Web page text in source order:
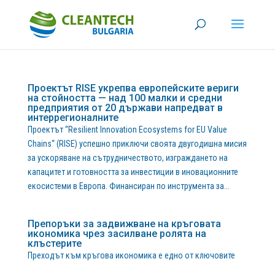
Проектът RISE укрепва европейските вериги
на стойността — над 100 малки и средни
предприятия от 20 държави напредват в
интеррегионалните
Проектът “Resilient Innovation Ecosystems for EU Value
Chains“ (RISE) успешно приключи своята двугодишна мисия
за ускоряване на сътрудничеството, изграждането на
капацитет и готовността за инвестиции в иновационните
екосистеми в Европа. Финансиран по инструмента за...
Препоръки за задвижване на кръговата
икономика чрез засилване ролята на
клъстерите
Преходът към кръгова икономика е едно от ключовите